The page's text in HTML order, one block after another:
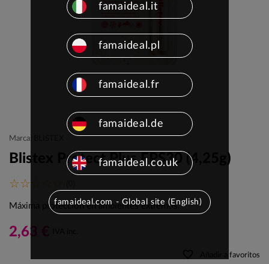
Marca: BLISTEX
Blistex Protect Plus FPS30 (4,25g)
Máxima protección en ambientes extremos.
2,63 €
Añadir a favoritos
famaideal.it
famaideal.pl
famaideal.fr
famaideal.de
famaideal.co.uk
famaideal.com - Global site (English)